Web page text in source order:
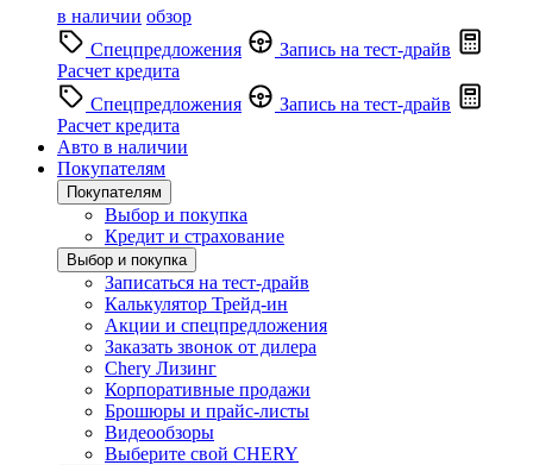
в наличии обзор
Спецпредложения
Запись на тест-драйв
Расчет кредита
Спецпредложения
Запись на тест-драйв
Расчет кредита
Авто в наличии
Покупателям
Покупателям
Выбор и покупка
Кредит и страхование
Выбор и покупка
Записаться на тест-драйв
Калькулятор Трейд-ин
Акции и спецпредложения
Заказать звонок от дилера
Chery Лизинг
Корпоративные продажи
Брошюры и прайс-листы
Видеообзоры
Выберите свой CHERY